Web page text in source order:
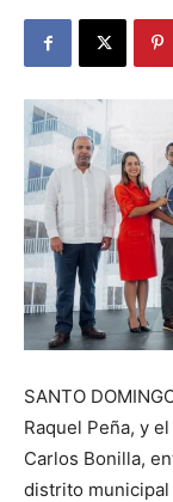
SANTO
Raquel Peña, y
Carlos Bonilla,
distrito municipal